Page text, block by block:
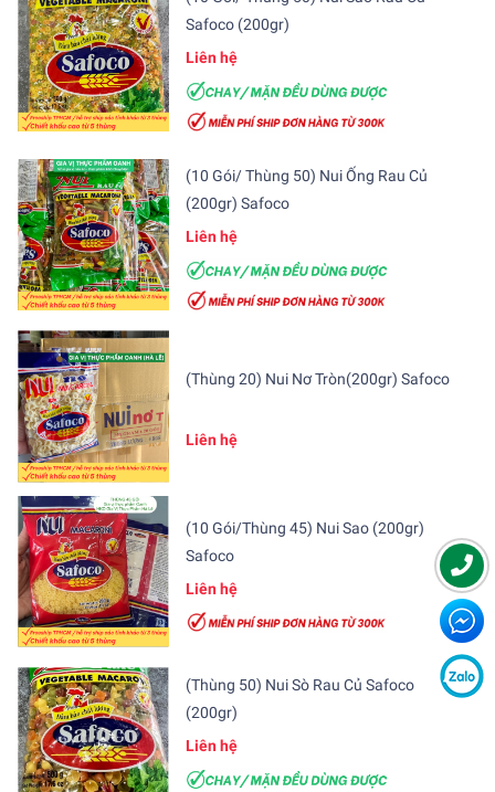
Safoco (200gr)
Liên hệ
(10 Gói/ Thùng 50) Nui Ống Rau Củ
(200gr) Safoco
Liên hệ
(Thùng 20) Nui Nơ Tròn(200gr) Safoco
Liên hệ
(10 Gói/Thùng 45) Nui Sao (200gr)
Safoco
Liên hệ
(Thùng 50) Nui Sò Rau Củ Safoco
(200gr)
Liên hệ